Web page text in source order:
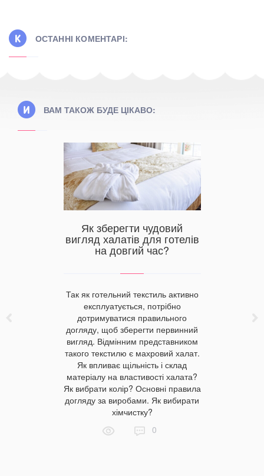
ОСТАННІ КОМЕНТАРІ:
ВАМ ТАКОЖ БУДЕ ЦІКАВО:
Як зберегти чудовий
вигляд халатів для готелів
на довгий час?
Так як готельний текстиль активно
експлуатується, потрібно
дотримуватися правильного
догляду, щоб зберегти первинний
вигляд. Відмінним представником
такого текстилю є махровий халат.
Як впливає щільність і склад
матеріалу на властивості халата?
Як вибрати колір? Основні правила
догляду за виробами. Як вибирати
хімчистку?
0